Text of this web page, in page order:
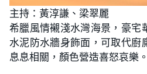
n
m
u
t
e
o
a
e
d
:
1
.
9
主持：黃淳謙、梁翠麗
希臘風情襯淺水灣海景，豪宅
水泥防水牆身飾面，可取代廚
息息相關，顏色營造喜怒哀樂。